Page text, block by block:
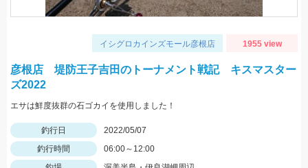
イシグロカインズモール彦根店 1955 view
彦根店 堤防王子吉田のトーナメント戦記 キスマスター
ズ2022
エサは鮮度抜群の石ゴカイを使用しました！
釣行日
2022/05/07
釣行時間
06:00～12:00